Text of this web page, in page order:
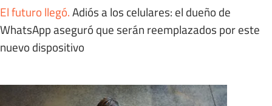
El futuro llegó.Adiós a los celulares: el dueño de
WhatsApp aseguró que serán reemplazados por este
nuevo dispositivo